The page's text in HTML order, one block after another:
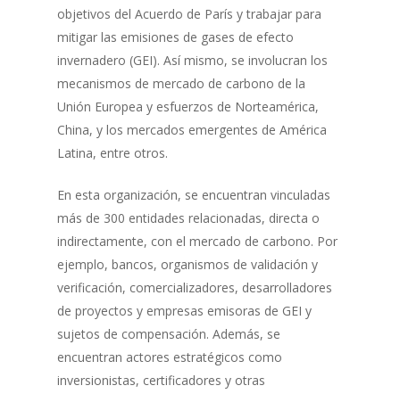
objetivos del Acuerdo de París y trabajar para
mitigar las emisiones de gases de efecto
invernadero (GEI). Así mismo, se involucran los
mecanismos de mercado de carbono de la
Unión Europea y esfuerzos de Norteamérica,
China, y los mercados emergentes de América
Latina, entre otros.
En esta organización, se encuentran vinculadas
más de 300 entidades relacionadas, directa o
indirectamente, con el mercado de carbono. Por
ejemplo, bancos, organismos de validación y
verificación, comercializadores, desarrolladores
de proyectos y empresas emisoras de GEI y
sujetos de compensación. Además, se
encuentran actores estratégicos como
inversionistas, certificadores y otras